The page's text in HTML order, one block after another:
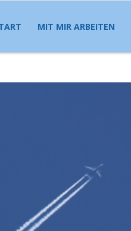
MIT MIR ARBEITEN